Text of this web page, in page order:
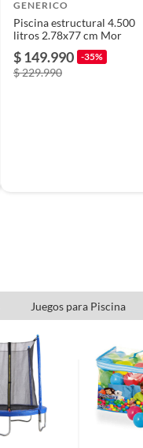
GENERICO
Piscina estructural 4.500
litros 2.78x77 cm Mor
$ 149.990 -35%
$ 229.990
Juegos para Piscina